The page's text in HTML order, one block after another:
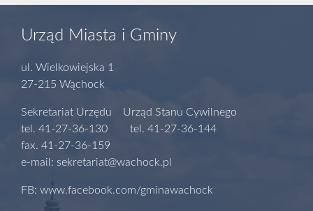
Urząd Miasta i Gminy
ul. Wielkowiejska 1
27-215 Wąchock
Sekretariat Urzędu Urząd Stanu Cywilnego
tel. 41-27-36-130 tel. 41-27-36-144
fax. 41-27-36-159
e-mail: sekretariat@wachock.pl
FB: www.facebook.com/gminawachock